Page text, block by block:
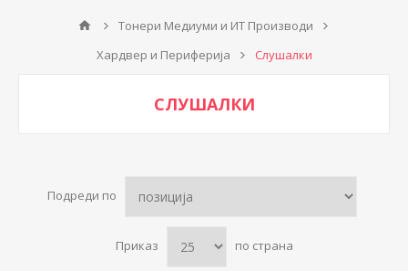
Тонери Медиуми и ИТ Производи
Хардвер и Периферија
Слушалки
СЛУШАЛКИ
Подреди по
Приказ по страна